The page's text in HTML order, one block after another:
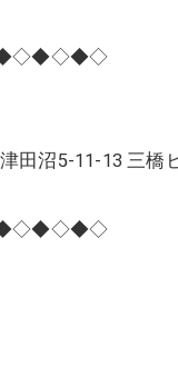
田沼5-11-13 三橋